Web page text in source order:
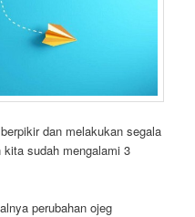
dan melakukan segala
sudah mengalami 3
perubahan ojeg